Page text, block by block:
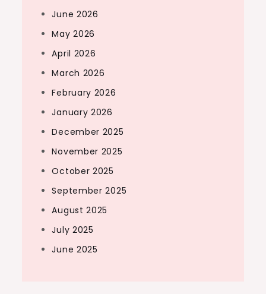
June 2026
May 2026
April 2026
March 2026
February 2026
January 2026
December 2025
November 2025
October 2025
September 2025
August 2025
July 2025
June 2025